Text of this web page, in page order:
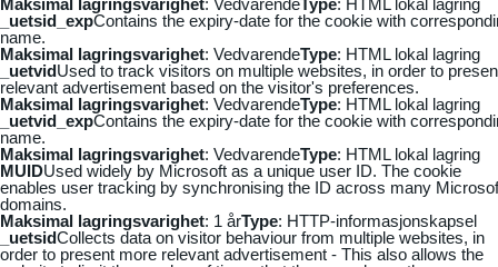
_uetsid_expContains the expiry-date for the cookie with
name.
Maksimal lagringsvarighet: VedvarendeType: HTML lokal lagring
_uetvidUsed to track visitors on multiple websites, in order to
relevant advertisement based on the visitor's preferences.
Maksimal lagringsvarighet: VedvarendeType: HTML lokal lagring
_uetvid_expContains the expiry-date for the cookie with
name.
Maksimal lagringsvarighet: VedvarendeType: HTML lokal lagring
MUIDUsed widely by Microsoft as a unique user ID. The cookie
enables user tracking by synchronising the ID across many
domains.
Maksimal lagringsvarighet: 1 årType: HTTP-informasjonskapsel
_uetsidCollects data on visitor behaviour from multiple websites, in
order to present more relevant advertisement - This also allows the